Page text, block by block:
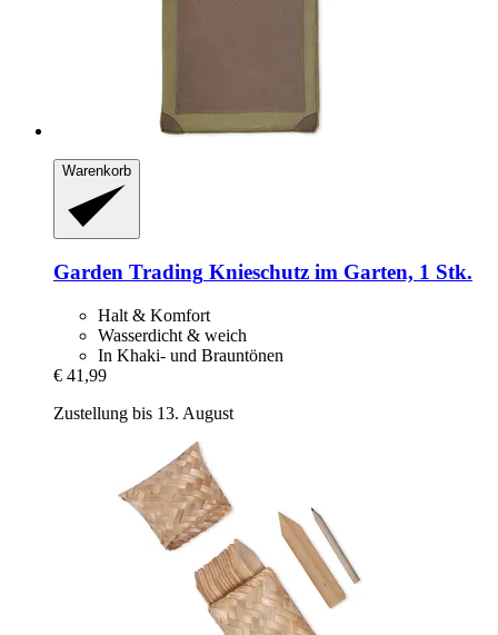
Warenkorb
Garden Trading Knieschutz im Garten, 1 Stk.
Halt & Komfort
Wasserdicht & weich
In Khaki- und Brauntönen
€ 41,99
Zustellung bis 13. August